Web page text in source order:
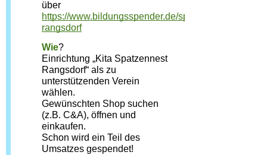
https://www.bildungsspender.de/spatzennest-
rangsdorf
Wie?
Einrichtung „Kita Spatzennest
Rangsdorf“ als zu
unterstützenden Verein
wählen.
Gewünschten Shop suchen
(z.B. C&A), öffnen und
einkaufen.
Schon wird ein Teil des
Umsatzes gespendet!